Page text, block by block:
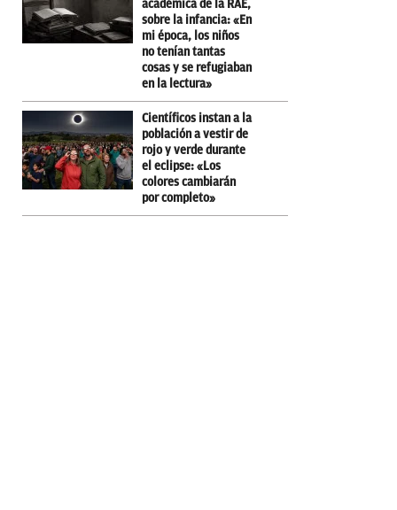
académica de la RAE,
sobre la infancia: «En
mi época, los niños
no tenían tantas
cosas y se refugiaban
en la lectura»
Científicos instan a la
población a vestir de
rojo y verde durante
el eclipse: «Los
colores cambiarán
por completo»